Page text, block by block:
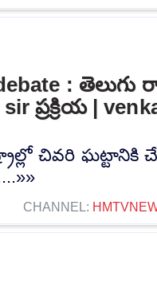
: తెలుగు
ప్రక్రియ |
చివరి ఘట్టానికి
CHANNEL: